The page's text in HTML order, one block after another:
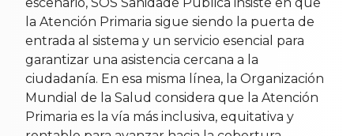
la Atención Primaria sigue siendo la puerta de
entrada al sistema y un servicio esencial para
garantizar una asistencia cercana a la
ciudadanía. En esa misma línea, la Organización
Mundial de la Salud considera que la Atención
Primaria es la vía más inclusiva, equitativa y